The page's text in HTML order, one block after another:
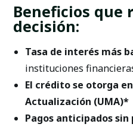
Beneficios que
decisión:
Tasa de interés más
instituciones
El crédito se otorga
Actualización (UMA)*
Pagos anticipados